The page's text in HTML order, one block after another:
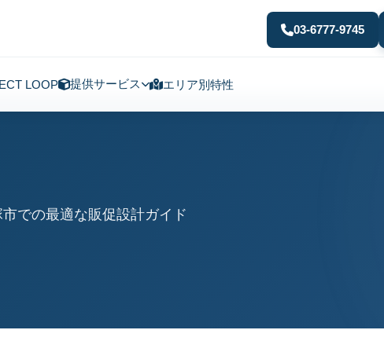
03-6777-9745
LOOP 提供サービス エリア別特性
での最適な販促設計ガイド